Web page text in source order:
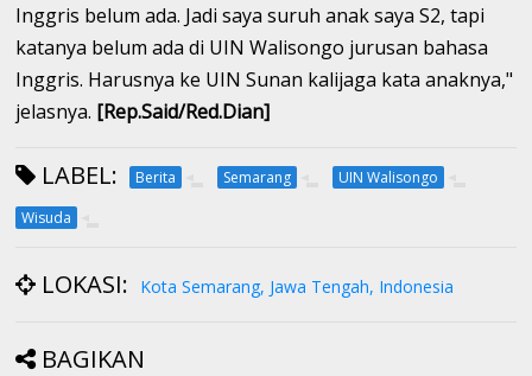
Inggris belum ada. Jadi saya suruh anak saya S2, tapi
katanya belum ada di UIN Walisongo jurusan bahasa
Inggris. Harusnya ke UIN Sunan kalijaga kata anaknya,"
jelasnya. [Rep.Said/Red.Dian]
LABEL: Berita Semarang
UIN Walisongo
Wisuda
LOKASI: Kota Semarang, Jawa Tengah, Indonesia
BAGIKAN